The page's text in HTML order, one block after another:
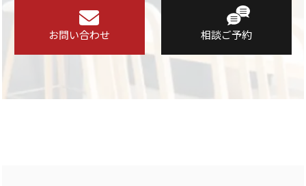
お問い合わせ 相談ご予約